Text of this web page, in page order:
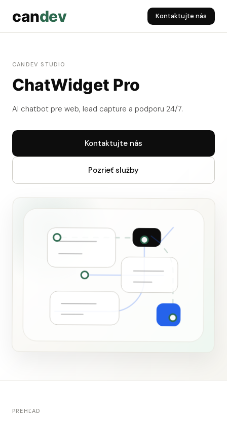
candev Kontaktujte nás
CANDEV STUDIO
ChatWidget Pro
AI chatbot pre web, lead capture a podporu 24/7.
Kontaktujte nás
Pozrieť služby
PREHĽAD